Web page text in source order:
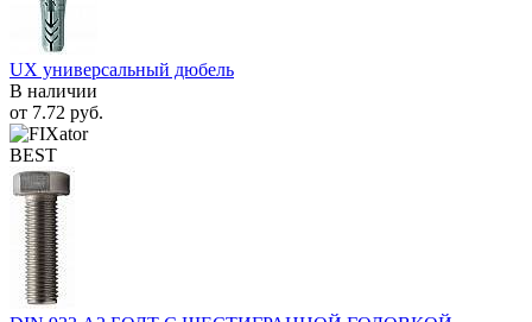
UX универсальный дюбель
В наличии
от 7.72 руб.
BEST